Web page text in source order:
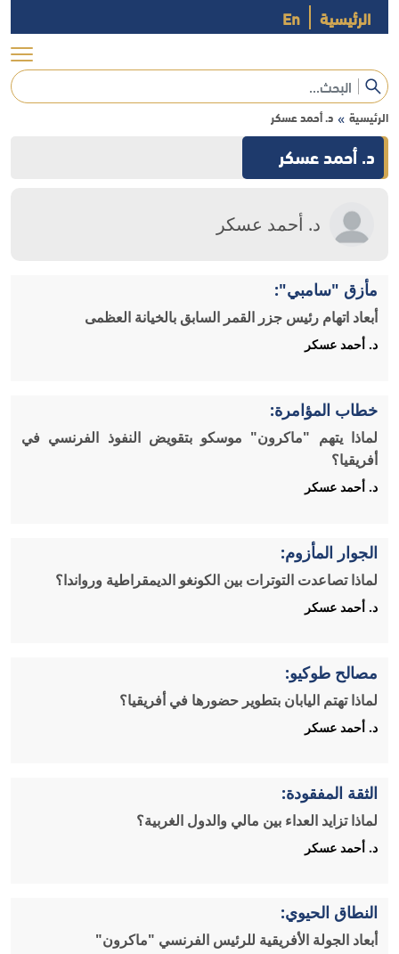
الرئيسية En
الرئيسية » د. أحمد عسكر
د. أحمد عسكر
د. أحمد عسكر
مأزق "سامبي":
أبعاد اتهام رئيس جزر القمر السابق بالخيانة العظمى
د. أحمد عسكر
خطاب المؤامرة:
لماذا يتهم "ماكرون" موسكو بتقويض النفوذ الفرنسي في
أفريقيا؟
د. أحمد عسكر
الجوار المأزوم:
لماذا تصاعدت التوترات بين الكونغو الديمقراطية ورواندا؟
د. أحمد عسكر
مصالح طوكيو:
لماذا تهتم اليابان بتطوير حضورها في أفريقيا؟
د. أحمد عسكر
الثقة المفقودة:
لماذا تزايد العداء بين مالي والدول الغربية؟
د. أحمد عسكر
النطاق الحيوي:
أبعاد الجولة الأفريقية للرئيس الفرنسي "ماكرون"